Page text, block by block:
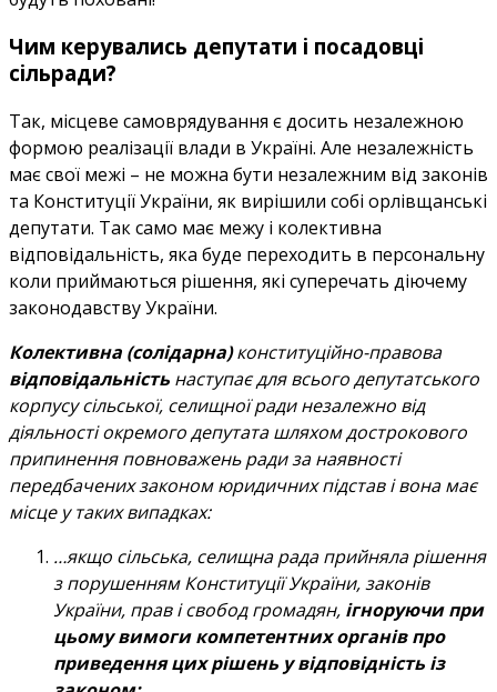
Чим керувались депутати і посадовці
сільради?
Так, місцеве самоврядування є досить незалежною
формою реалізації влади в Україні. Але незалежність
має свої межі – не можна бути незалежним від законів
та Конституції України, як вирішили собі орлівщанські
депутати. Так само має межу і колективна
відповідальність, яка буде переходить в персональну
коли приймаються рішення, які суперечать діючему
законодавству України.
Колективна (солідарна)конституційно-правова
відповідальність наступає для всього депутатського
корпусу сільської, селищної ради незалежно від
діяльності окремого депутата шляхом дострокового
припинення повноважень ради за наявності
передбачених законом юридичних підстав і вона має
місце у таких випадках:
…якщо сільська, селищна рада прийняла рішення
з порушенням Конституції України, законів
України, прав і свобод громадян, ігноруючи при
цьому вимоги компетентних органів про
приведення цих рішень у відповідність із